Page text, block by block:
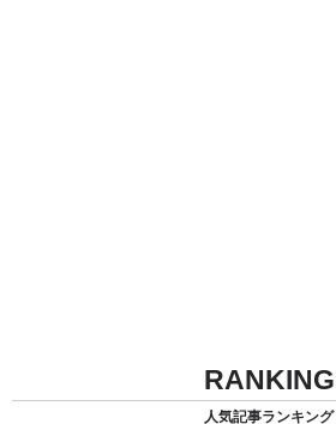
RANKING
人気記事ランキング